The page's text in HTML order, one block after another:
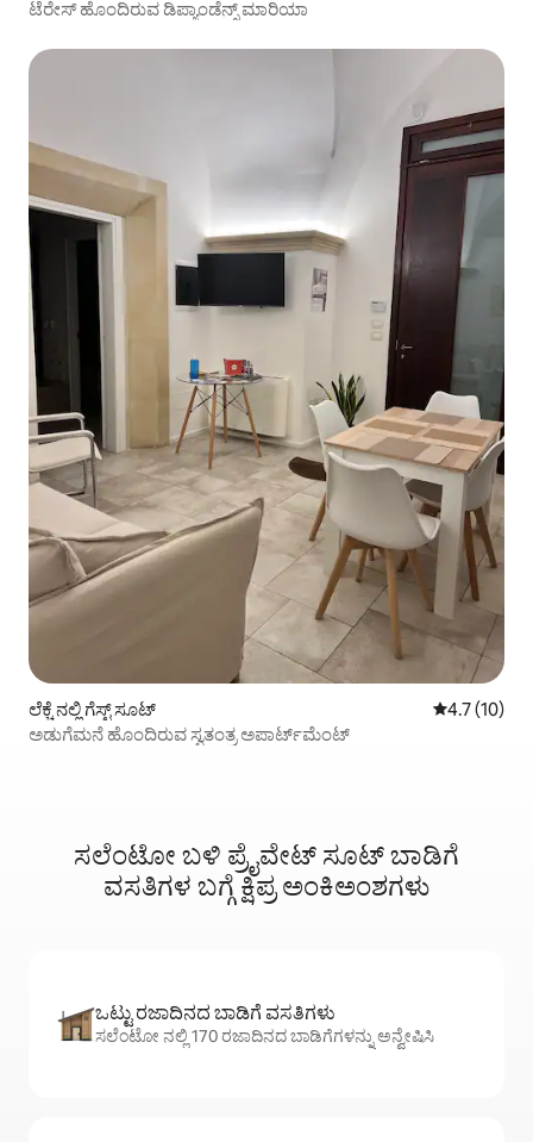
ಟೆರೇಸ್ ಹೊಂದಿರುವ ಡಿಪ್ಯಾಂಡೆನ್ಸ್ ಮಾರಿಯಾ
ಲೆಕ್ಚೆ ನಲ್ಲಿ ಗೆಸ್ಟ್ ಸೂಟ್ 5 ರಲ್ಲಿ 4.7
4.7 (10)
ಅಡುಗೆಮನೆ ಹೊಂದಿರುವ ಸ್ವತಂತ್ರ ಅಪಾರ್ಟ್‌ಮೆಂಟ್
ಸಲೆಂಟೋ ಬಳಿ ಪ್ರೈವೇಟ್ ಸೂಟ್ ಬಾಡಿಗೆ
ವಸತಿಗಳ ಬಗ್ಗೆ ಕ್ಷಿಪ್ರ ಅಂಕಿಅಂಶಗಳು
ಒಟ್ಟು ರಜಾದಿನದ ಬಾಡಿಗೆ ವಸತಿಗಳು
ಸಲೆಂಟೋ ನಲ್ಲಿ 170 ರಜಾದಿನದ ಬಾಡಿಗೆಗಳನ್ನು ಅನ್ವೇಷಿಸಿ